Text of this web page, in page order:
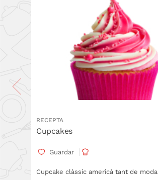
RECEPTA
Cupcakes
Guardar
Cupcake clàssic americà tant de moda